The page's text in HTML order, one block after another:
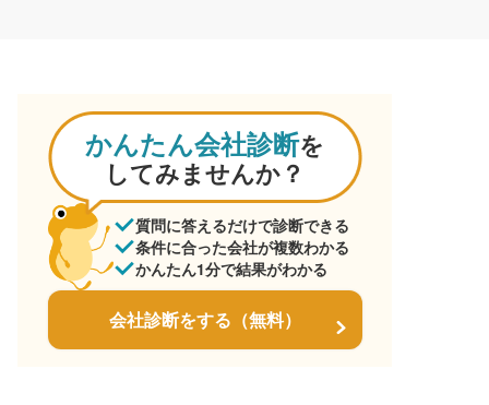
かんたん会社診断を
してみませんか？
質問に答えるだけで診断できる
条件に合った会社が複数わかる
かんたん1分で結果がわかる
会社診断をする（無料）